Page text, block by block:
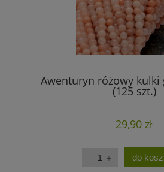
Awenturyn różowy kulki
(125 szt.)
29,90 zł
do